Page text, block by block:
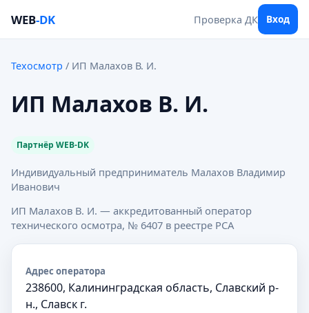
WEB-DK Проверка ДК Вход
Техосмотр / ИП Малахов В. И.
ИП Малахов В. И.
Партнёр WEB-DK
Индивидуальный предприниматель Малахов Владимир
Иванович
ИП Малахов В. И. — аккредитованный оператор
технического осмотра, № 6407 в реестре РСА
Адрес оператора
238600, Калининградская область, Славский р-
н., Славск г.